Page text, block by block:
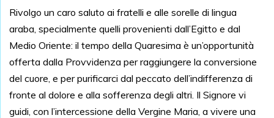
Rivolgo un caro saluto ai fratelli e alle sorelle di lingua
araba, specialmente quelli provenienti dall’Egitto e dal
Medio Oriente: il tempo della Quaresima è un’opportunità
offerta dalla Provvidenza per raggiungere la conversione
del cuore, e per purificarci dal peccato dell’indifferenza di
fronte al dolore e alla sofferenza degli altri. Il Signore vi
guidi, con l’intercessione della Vergine Maria, a vivere una